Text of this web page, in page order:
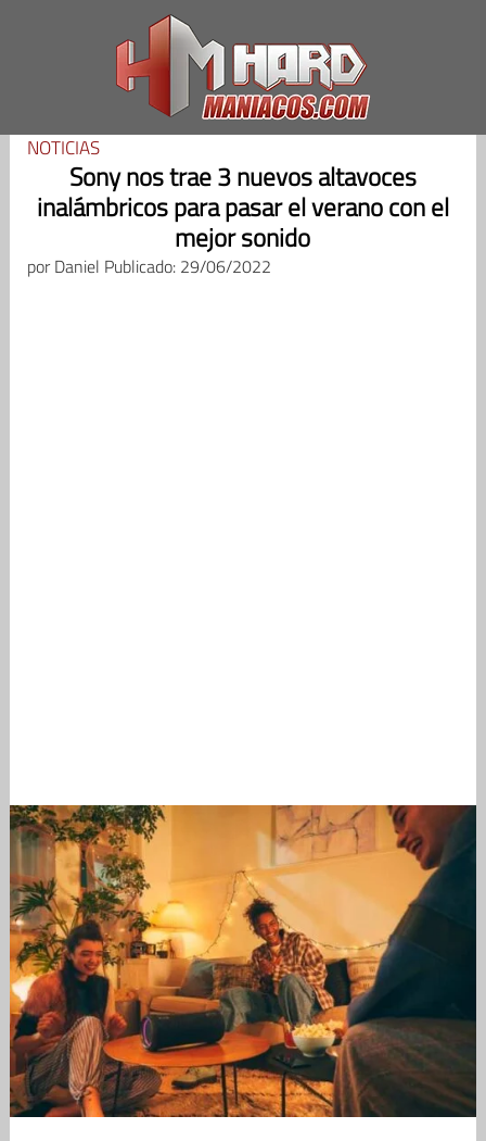
NOTICIAS
Sony nos trae 3 nuevos altavoces
inalámbricos para pasar el verano con el
mejor sonido
porDaniel Publicado: 29/06/2022